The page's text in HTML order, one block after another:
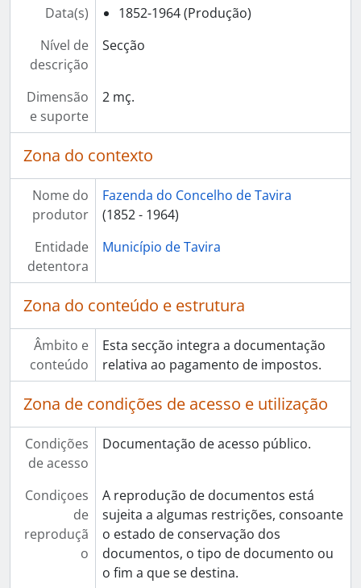
Data(s)
1852-1964 (Produção)
Nível de
descrição
Secção
Dimensão
e suporte
2 mç.
Zona do contexto
Nome do
produtor
Fazenda do Concelho de Tavira
(1852 - 1964)
Entidade
detentora
Município de Tavira
Zona do conteúdo e estrutura
Âmbito e
conteúdo
Esta secção integra a documentação
relativa ao pagamento de impostos.
Zona de condições de acesso e utilização
Condições
de acesso
Documentação de acesso público.
Condiçoes
de
reproduçã
o
A reprodução de documentos está
sujeita a algumas restrições, consoante
o estado de conservação dos
documentos, o tipo de documento ou
o fim a que se destina.